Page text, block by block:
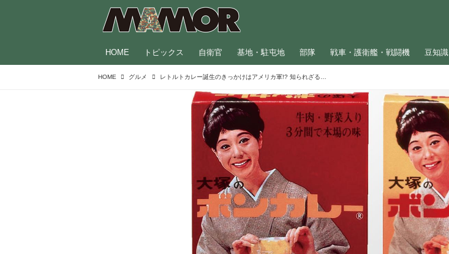
HOME トピックス 自衛官 基地・駐屯地 部隊 戦車・護衛艦・戦闘機 豆知識
HOME グルメ レトルトカレー誕生のきっかけはアメリカ軍!? 知られざる「ミリメシ」の歴史